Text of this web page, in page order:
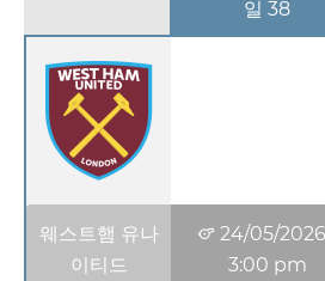
일 38
웨스트햄 유나
이티드
24/05/2026
3:00 pm